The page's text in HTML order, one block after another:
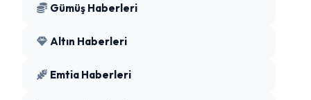
Gümüş Haberleri
Altın Haberleri
Emtia Haberleri